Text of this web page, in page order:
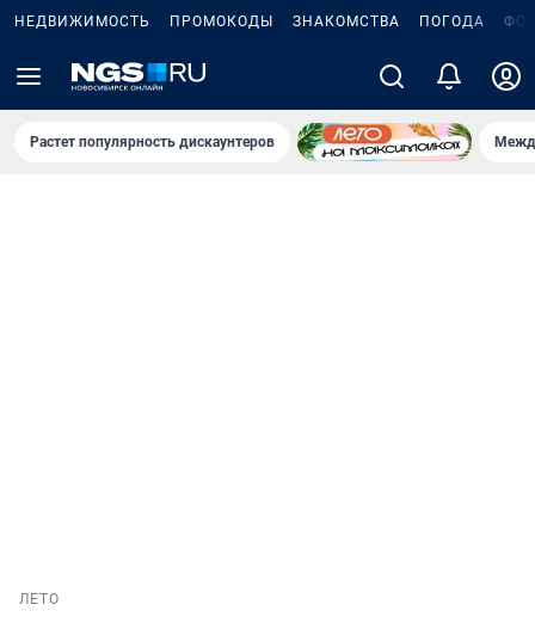
НЕДВИЖИМОСТЬ ПРОМОКОДЫ ЗНАКОМСТВА ПОГОДА
Растет популярность дискаунтеров
ЛЕТО